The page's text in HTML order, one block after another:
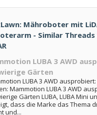
Mähroboter mit
- Similar
LUBA 3 AWD
Gärten
LUBA 3 AWD
Mammotion LUBA 3 AWD
Gärten LUBA, LUBA Mini
dass die Marke das Thema
und...